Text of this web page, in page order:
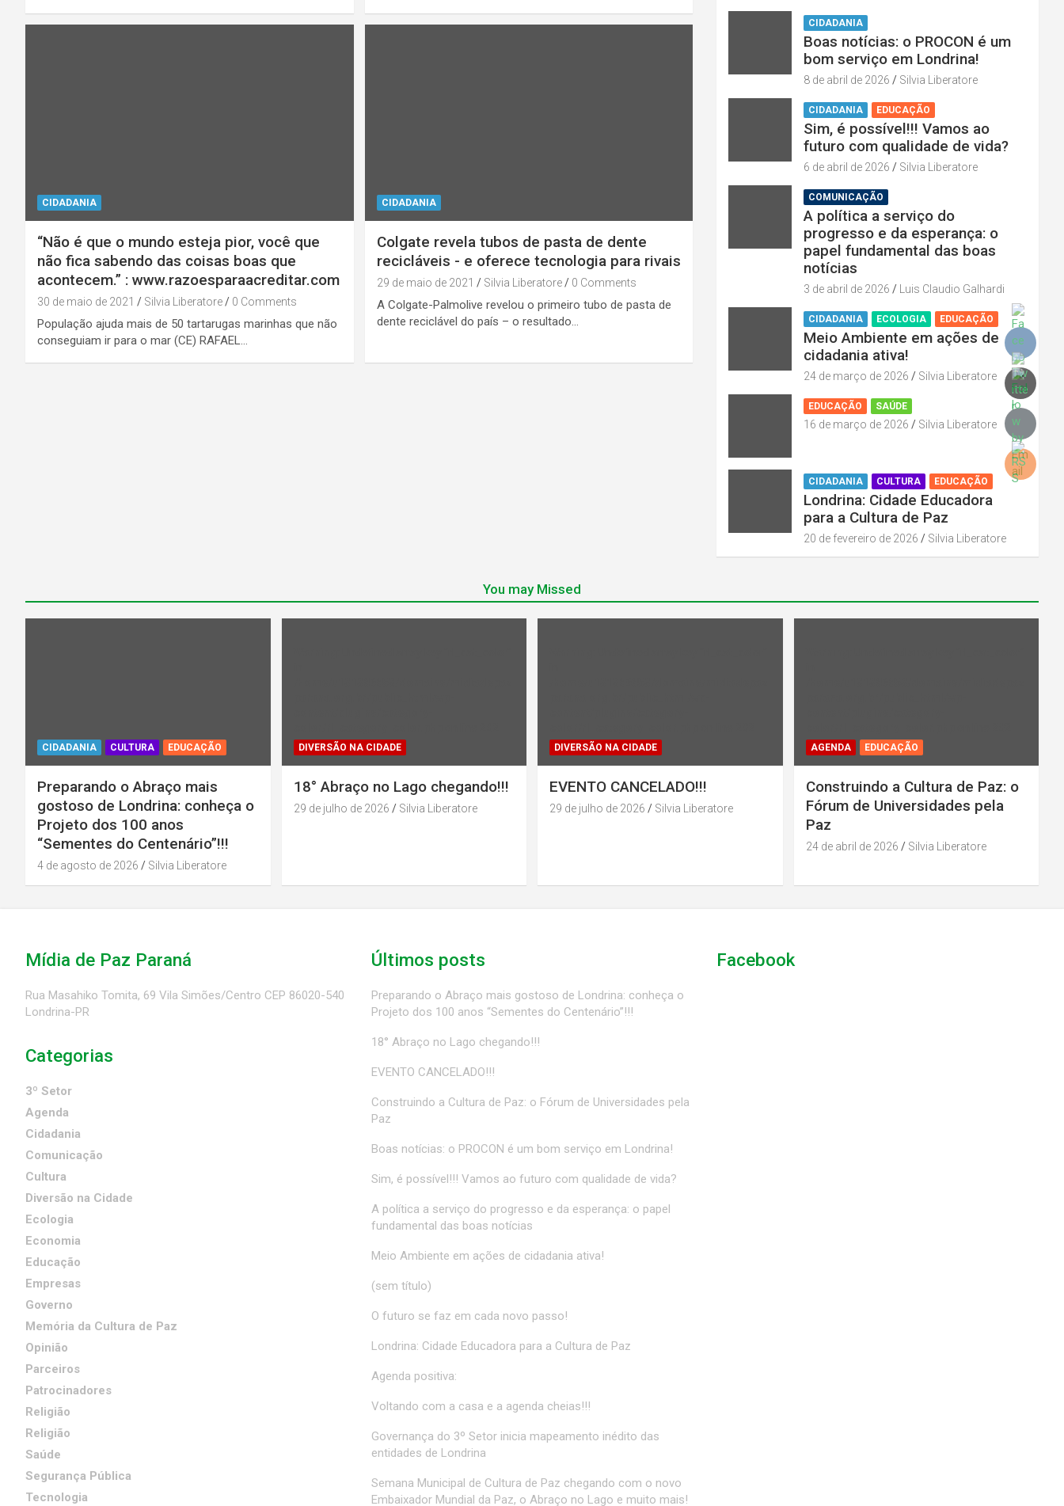
CIDADANIA
“Não é que o mundo esteja pior, você que
não fica sabendo das coisas boas que
acontecem.” : www.razoesparaacreditar.com
30 de maio de 2021 Silvia Liberatore 0 Comments
População ajuda mais de 50 tartarugas marinhas que não
conseguiam ir para o mar (CE) RAFAEL…
CIDADANIA
Colgate revela tubos de pasta de dente
recicláveis ​​- e oferece tecnologia para rivais
29 de maio de 2021 Silvia Liberatore 0 Comments
A Colgate-Palmolive revelou o primeiro tubo de pasta de
dente reciclável do país – o resultado…
CIDADANIA
Boas notícias: o PROCON é um
bom serviço em Londrina!
8 de abril de 2026 Silvia Liberatore
CIDADANIA EDUCAÇÃO
Sim, é possível!!! Vamos ao
futuro com qualidade de vida?
6 de abril de 2026 Silvia Liberatore
COMUNICAÇÃO
A política a serviço do
progresso e da esperança: o
papel fundamental das boas
notícias
3 de abril de 2026 Luis Claudio Galhardi
CIDADANIA ECOLOGIA EDUCAÇÃO
Meio Ambiente em ações de
cidadania ativa!
24 de março de 2026 Silvia Liberatore
EDUCAÇÃO SAÚDE
16 de março de 2026 Silvia Liberatore
CIDADANIA CULTURA EDUCAÇÃO
Londrina: Cidade Educadora
para a Cultura de Paz
20 de fevereiro de 2026 Silvia Liberatore
You may Missed
CIDADANIA CULTURA EDUCAÇÃO
Preparando o Abraço mais
gostoso de Londrina: conheça o
Projeto dos 100 anos
“Sementes do Centenário”!!!
4 de agosto de 2026 Silvia Liberatore
DIVERSÃO NA CIDADE
18° Abraço no Lago chegando!!!
29 de julho de 2026 Silvia Liberatore
DIVERSÃO NA CIDADE
EVENTO CANCELADO!!!
29 de julho de 2026 Silvia Liberatore
AGENDA EDUCAÇÃO
Construindo a Cultura de Paz: o
Fórum de Universidades pela
Paz
24 de abril de 2026 Silvia Liberatore
Mídia de Paz Paraná
Rua Masahiko Tomita, 69 Vila Simões/Centro CEP 86020-540
Londrina-PR
Categorias
3º Setor
Agenda
Cidadania
Comunicação
Cultura
Diversão na Cidade
Ecologia
Economia
Educação
Empresas
Governo
Memória da Cultura de Paz
Opinião
Parceiros
Patrocinadores
Religião
Religião
Saúde
Segurança Pública
Tecnologia
Últimos posts
Preparando o Abraço mais gostoso de Londrina: conheça o
Projeto dos 100 anos “Sementes do Centenário”!!!
18° Abraço no Lago chegando!!!
EVENTO CANCELADO!!!
Construindo a Cultura de Paz: o Fórum de Universidades pela
Paz
Boas notícias: o PROCON é um bom serviço em Londrina!
Sim, é possível!!! Vamos ao futuro com qualidade de vida?
A política a serviço do progresso e da esperança: o papel
fundamental das boas notícias
Meio Ambiente em ações de cidadania ativa!
(sem título)
O futuro se faz em cada novo passo!
Londrina: Cidade Educadora para a Cultura de Paz
Agenda positiva:
Voltando com a casa e a agenda cheias!!!
Governança do 3º Setor inicia mapeamento inédito das
entidades de Londrina
Semana Municipal de Cultura de Paz chegando com o novo
Embaixador Mundial da Paz, o Abraço no Lago e muito mais!
Facebook